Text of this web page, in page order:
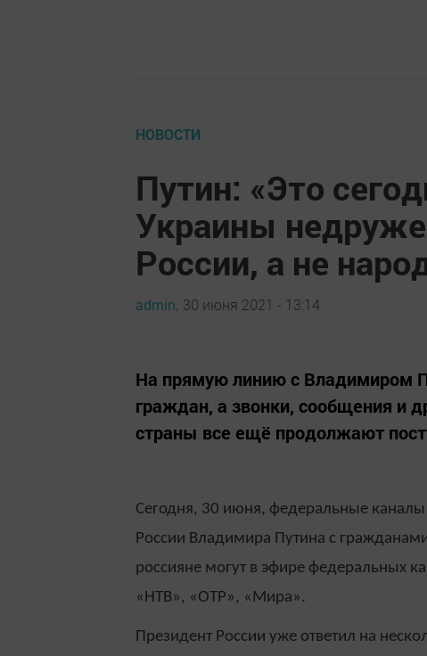
НОВОСТИ
Путин: «Это
Украины
России, а не
admin, 30 июня 2021 - 13:14
На прямую линию с Владимиром
граждан, а звонки, сообщения и
страны все ещё продолжают
Сегодня, 30 июня, федеральные
России Владимира Путина с
россияне могут в эфире федеральных
«НТВ», «ОТР», «Мира».
Президент России уже ответил на